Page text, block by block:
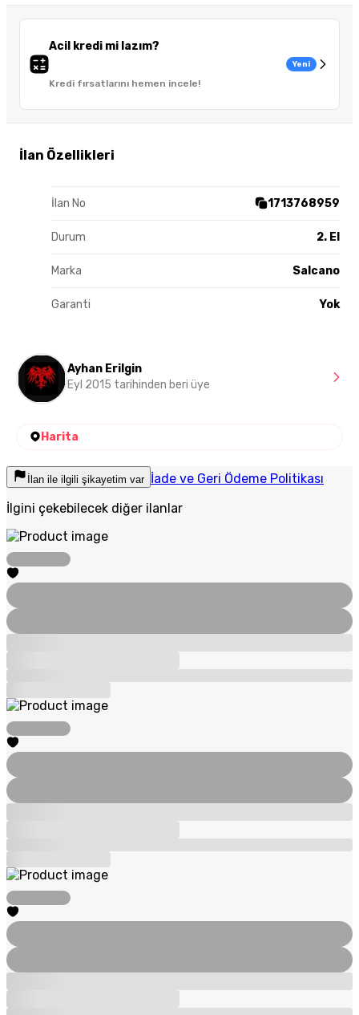
Acil kredi mi lazım?
Kredi fırsatlarını hemen incele!
Yeni
İlan Özellikleri
İlan No 1713768959
Durum 2. El
Marka Salcano
Garanti Yok
Ayhan Erilgin
Eyl 2015 tarihinden beri üye
Harita
İlan ile ilgili şikayetim var İade ve Geri Ödeme Politikası
İlgini çekebilecek diğer ilanlar